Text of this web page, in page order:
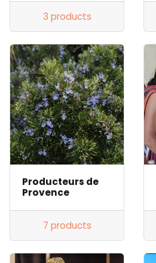
3 products
Producteurs de
Provence
7 products